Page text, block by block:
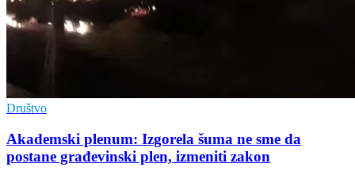
Društvo
Akademski plenum: Izgorela šuma ne sme da
postane građevinski plen, izmeniti zakon